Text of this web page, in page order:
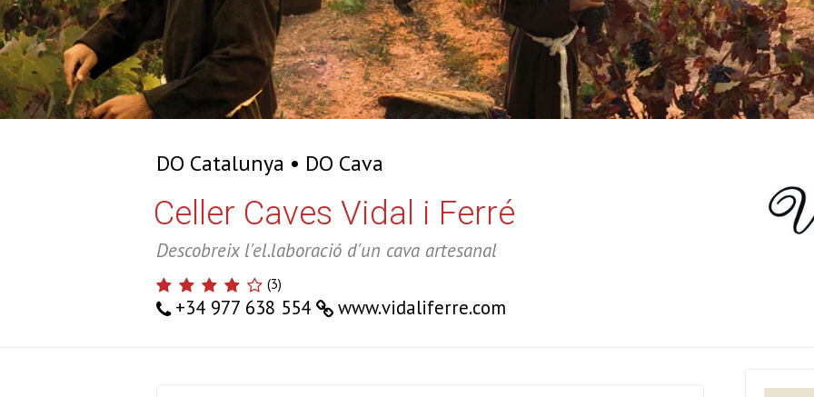
DO Catalunya DO Cava
Celler Caves Vidal i Ferré
Descobreix l'el.laboració d'un cava artesanal
(3)
+34 977 638 554 www.vidaliferre.com